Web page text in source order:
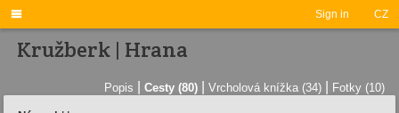
Sign in CZ

Kružberk | Hrana
Popis Cesty (80) Vrcholová knížka (34) Fotky (10)